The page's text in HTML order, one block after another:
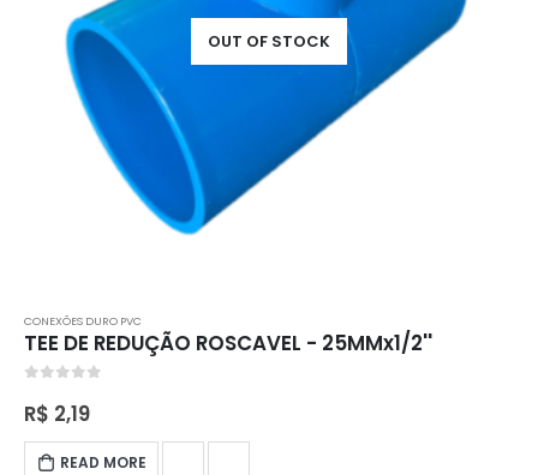
OUT OF STOCK
CONEXÕES DURO PVC
TEE DE REDUÇÃO ROSCAVEL - 25MMx1/2''
R$ 2,19
READ MORE